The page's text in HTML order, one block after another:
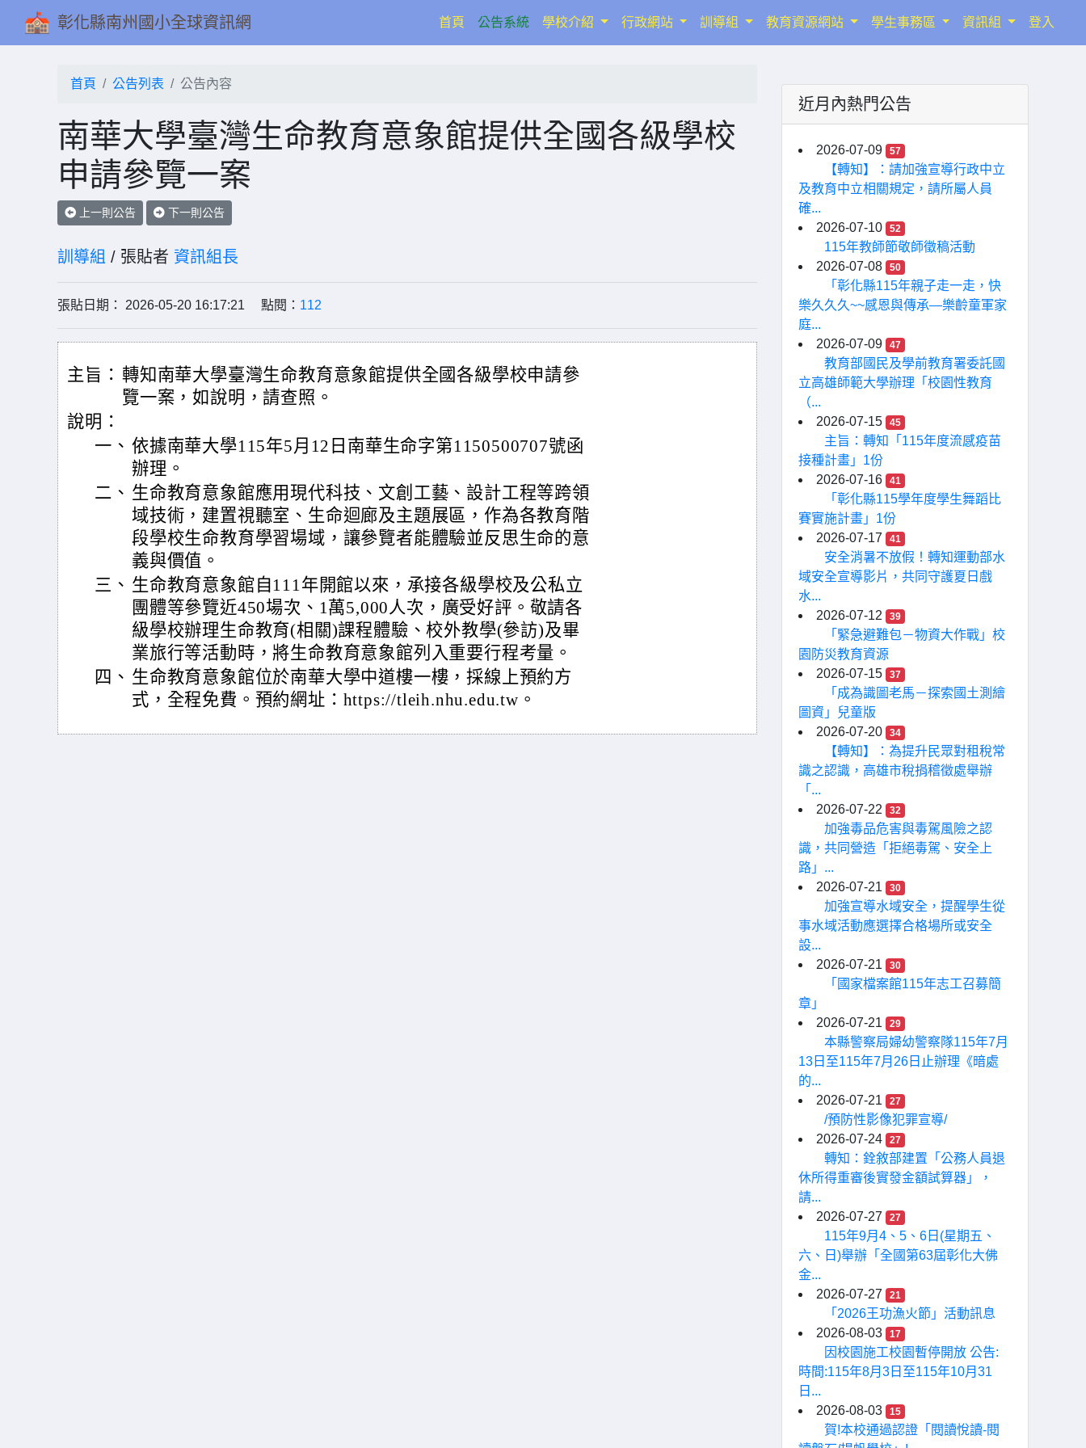
彰化縣南州國小全球資訊網 首頁(current)
公告系統 學校介紹 行政網站 訓導組 教育資源網站 學生事務區 資訊組 登入
首頁 公告列表 公告內容
南華大學臺灣生命教育意象館提供全國各級學校
申請參覽一案
上一則公告 下一則公告
訓導組 / 張貼者 資訊組長
張貼日期： 2026-05-20 16:17:21 點閱： 112
主旨： 轉知南華大學臺灣生命教育意象館提供全國各級學校申請參
覽一案，如說明，請查照。
說明：
一、 依據南華大學115年5月12日南華生命字第1150500707號函
辦理。
二、 生命教育意象館應用現代科技、文創工藝、設計工程等跨領
域技術，建置視聽室、生命迴廊及主題展區，作為各教育階
段學校生命教育學習場域，讓參覽者能體驗並反思生命的意
義與價值。
三、 生命教育意象館自111年開館以來，承接各級學校及公私立
團體等參覽近450場次、1萬5,000人次，廣受好評。敬請各
級學校辦理生命教育(相關)課程體驗、校外教學(參訪)及畢
業旅行等活動時，將生命教育意象館列入重要行程考量。
四、 生命教育意象館位於南華大學中道樓一樓，採線上預約方
式，全程免費。預約網址：https://tleih.nhu.edu.tw。
近月內熱門公告
2026-07-09 57
【轉知】：請加強宣導行政中立
及教育中立相關規定，請所屬人員
確...
2026-07-10
52
115年教師節敬師徵稿活動
2026-07-08
50
「彰化縣115年親子走一走，快
樂久久久~~感恩與傳承—樂齡童軍家
庭...
2026-07-09
47
教育部國民及學前教育署委託國
立高雄師範大學辦理「校園性教育
（...
2026-07-15
45
主旨：轉知「115年度流感疫苗
接種計畫」1份
2026-07-16
41
「彰化縣115學年度學生舞蹈比
賽實施計畫」1份
2026-07-17
41
安全消暑不放假！轉知運動部水
域安全宣導影片，共同守護夏日戲
水...
2026-07-12
39
「緊急避難包－物資大作戰」校
園防災教育資源
2026-07-15
37
「成為識圖老馬－探索國土測繪
圖資」兒童版
2026-07-20
34
【轉知】：為提升民眾對租稅常
識之認識，高雄市稅捐稽徵處舉辦
「...
2026-07-22
32
加強毒品危害與毒駕風險之認
識，共同營造「拒絕毒駕、安全上
路」...
2026-07-21
30
加強宣導水域安全，提醒學生從
事水域活動應選擇合格場所或安全
設...
2026-07-21
30
「國家檔案館115年志工召募簡
章」
2026-07-21
29
本縣警察局婦幼警察隊115年7月
13日至115年7月26日止辦理《暗處
的...
2026-07-21
27
/預防性影像犯罪宣導/
2026-07-24
27
轉知：銓敘部建置「公務人員退
休所得重審後實發金額試算器」，
請...
2026-07-27
27
115年9月4、5、6日(星期五、
六、日)舉辦「全國第63屆彰化大佛
金...
2026-07-27
21
「2026王功漁火節」活動訊息
2026-08-03
17
因校園施工校園暫停開放 公告:
時間:115年8月3日至115年10月31
日...
2026-08-03
15
賀!本校通過認證「閱讀悅讀-閱